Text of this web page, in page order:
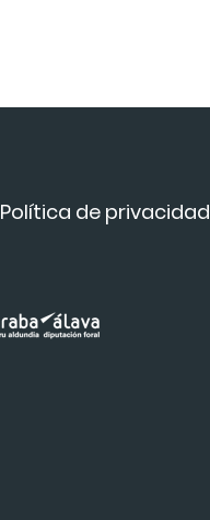
Política de privacidad